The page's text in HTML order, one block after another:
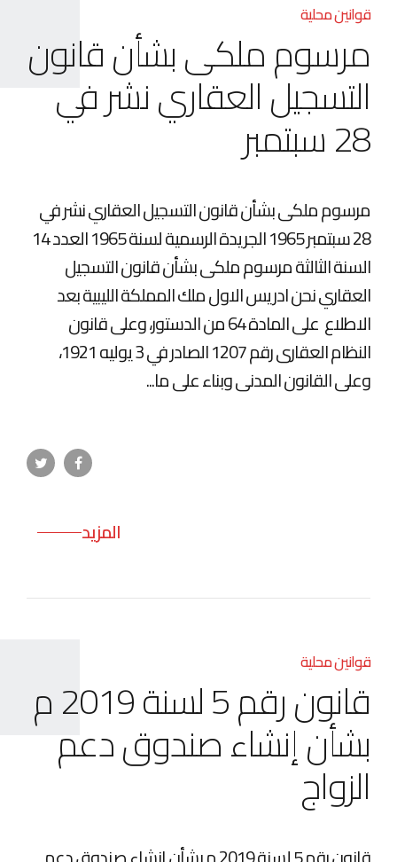
قوانين محلية
مرسوم ملکی بشأن قانون
التسجيل العقاري نشر في
28 سبتمبر
مرسوم ملکی بشأن قانون التسجيل العقاري نشر في
28 سبتمبر 1965 الجريدة الرسمية لسنة 1965 العدد 14
السنة الثالثة مرسوم ملکی بشأن قانون التسجيل
العقاري نحن ادريس الاول ملك المملكة الليبية بعد
الاطلاع على المادة 64 من الدستور، وعلى قانون
النظام العقارى رقم 1207 الصادر في 3 يوليه 1921،
وعلى القانون المدنى وبناء على ما...
المزيد
قوانين محلية
قانون رقم 5 لسنة 2019 م
بشأن إنشاء صندوق دعم
الزواج